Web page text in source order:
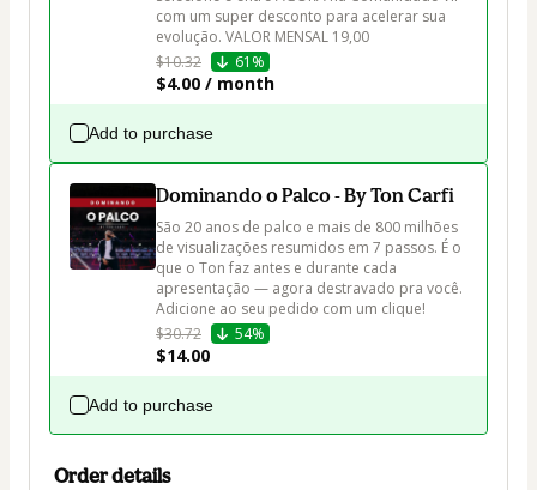
com um super desconto para acelerar sua
evolução. VALOR MENSAL 19,00
$10.32
61%
$4.00 / month
Add to purchase
Dominando o Palco - By Ton Carfi
São 20 anos de palco e mais de 800 milhões
de visualizações resumidos em 7 passos. É o
que o Ton faz antes e durante cada
apresentação — agora destravado pra você.
Adicione ao seu pedido com um clique!
$30.72
54%
$14.00
Add to purchase
Order details